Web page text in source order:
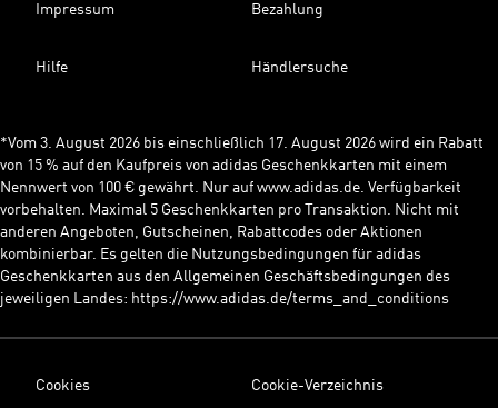
Impressum Bezahlung
Hilfe Händlersuche
*Vom 3. August 2026 bis einschließlich 17. August 2026 wird ein Rabatt
von 15 % auf den Kaufpreis von adidas Geschenkkarten mit einem
Nennwert von 100 € gewährt. Nur auf www.adidas.de. Verfügbarkeit
vorbehalten. Maximal 5 Geschenkkarten pro Transaktion. Nicht mit
anderen Angeboten, Gutscheinen, Rabattcodes oder Aktionen
kombinierbar. Es gelten die Nutzungsbedingungen für adidas
Geschenkkarten aus den Allgemeinen Geschäftsbedingungen des
jeweiligen Landes: https://www.adidas.de/terms_and_conditions
Cookies Cookie-Verzeichnis